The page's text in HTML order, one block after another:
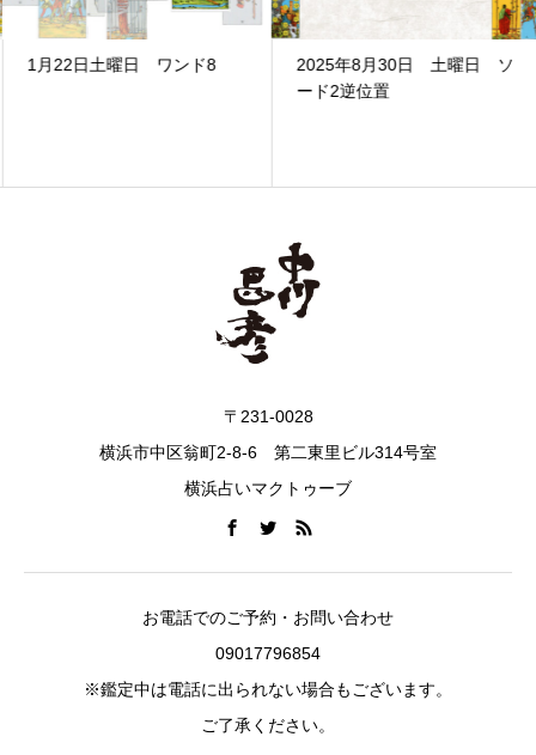
1月22日土曜日 ワンド8
2025年8月30日 土曜日 ソ
ード2逆位置
〒231-0028
横浜市中区翁町2-8-6 第二東里ビル314号室
横浜占いマクトゥーブ
お電話でのご予約・お問い合わせ
09017796854
※鑑定中は電話に出られない場合もございます。
ご了承ください。